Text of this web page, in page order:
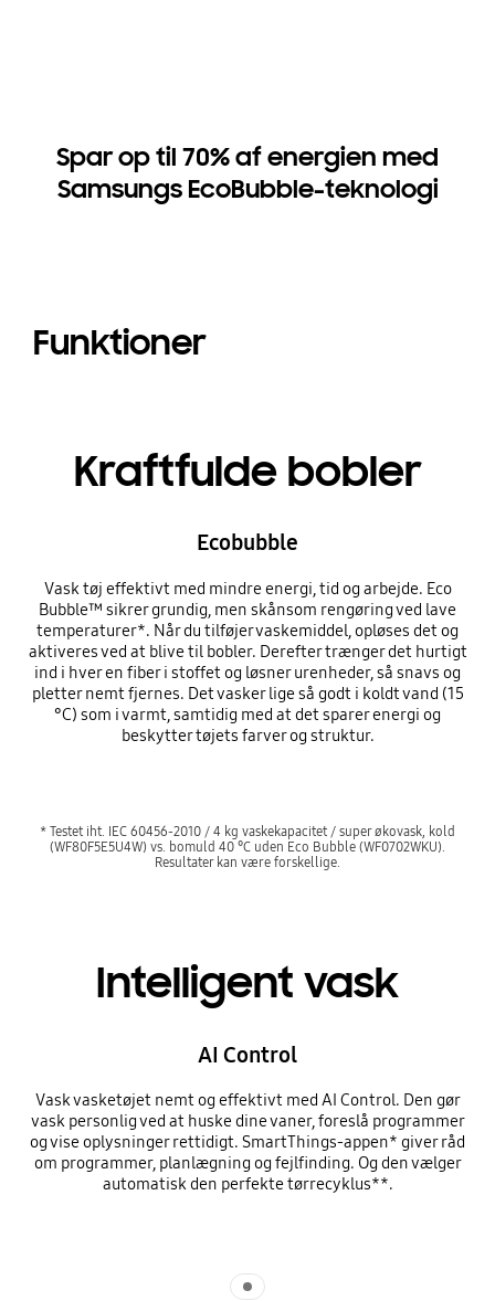
Spar op til 70% af energien med
Samsungs EcoBubble-teknologi
Funktioner
Kraftfulde bobler
Ecobubble
Vask tøj effektivt med mindre energi, tid og arbejde. Eco
Bubble™ sikrer grundig, men skånsom rengøring ved lave
temperaturer*. Når du tilføjer vaskemiddel, opløses det og
aktiveres ved at blive til bobler. Derefter trænger det hurtigt
ind i hver en fiber i stoffet og løsner urenheder, så snavs og
pletter nemt fjernes. Det vasker lige så godt i koldt vand (15
°C) som i varmt, samtidig med at det sparer energi og
beskytter tøjets farver og struktur.
* Testet iht. IEC 60456-2010 / 4 kg vaskekapacitet / super økovask, kold
(WF80F5E5U4W) vs. bomuld 40 °C uden Eco Bubble (WF0702WKU).
Resultater kan være forskellige.
Intelligent vask
AI Control
Vask vasketøjet nemt og effektivt med AI Control. Den gør
vask personlig ved at huske dine vaner, foreslå programmer
og vise oplysninger rettidigt. SmartThings-appen* giver råd
om programmer, planlægning og fejlfinding. Og den vælger
automatisk den perfekte tørrecyklus**.